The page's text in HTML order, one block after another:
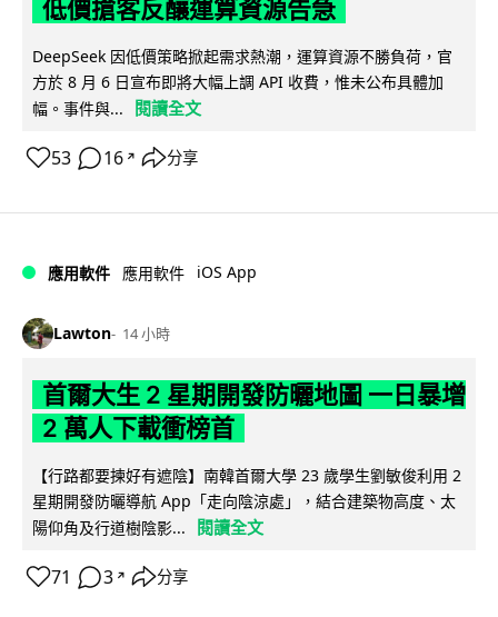
低價搶客反釀運算資源告急
DeepSeek 因低價策略掀起需求熱潮，運算資源不勝負荷，官
方於 8 月 6 日宣布即將大幅上調 API 收費，惟未公布具體加
幅。事件與...
閱讀全文
53 16 ↗ 分享
應用軟件 應用軟件 iOS App
Lawton 14 小時
首爾大生 2 星期開發防曬地圖 一日暴增
2 萬人下載衝榜首
【行路都要揀好有遮陰】南韓首爾大學 23 歲學生劉敏俊利用 2
星期開發防曬導航 App「走向陰涼處」，結合建築物高度、太
陽仰角及行道樹陰影...
閱讀全文
71 3 ↗ 分享